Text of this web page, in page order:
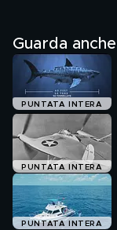
Guarda anche
PUNTATA INTERA
PUNTATA INTERA
PUNTATA INTERA